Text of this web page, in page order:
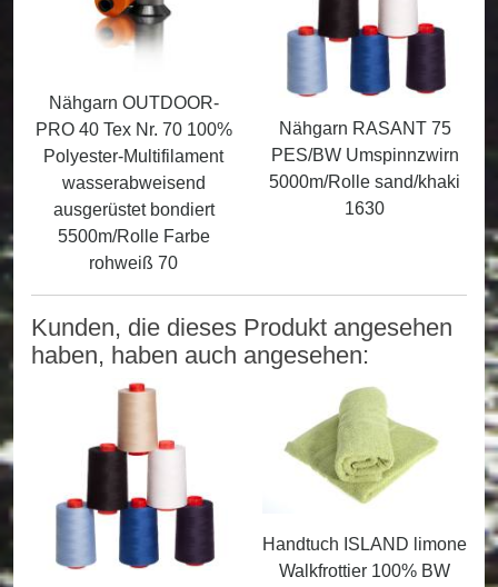
Nähgarn OUTDOOR-
PRO 40 Tex Nr. 70 100%
Polyester-Multifilament
wasserabweisend
ausgerüstet bondiert
5500m/Rolle Farbe
rohweiß 70
Nähgarn RASANT 75
PES/BW Umspinnzwirn
5000m/Rolle sand/khaki
1630
Kunden, die dieses Produkt angesehen
haben, haben auch angesehen:
Handtuch ISLAND limone
Walkfrottier 100% BW